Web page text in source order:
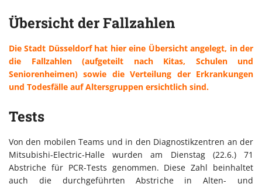
Übersicht der Fallzahlen
Die Stadt Düsseldorf hat hier eine Übersicht angelegt, in der
die Fallzahlen (aufgeteilt nach Kitas, Schulen und
Seniorenheimen) sowie die Verteilung der Erkrankungen
und Todesfälle auf Altersgruppen ersichtlich sind.
Tests
Von den mobilen Teams und in den Diagnostikzentren an der
Mitsubishi-Electric-Halle wurden am Dienstag (22.6.) 71
Abstriche für PCR-Tests genommen. Diese Zahl beinhaltet
auch die durchgeführten Abstriche in Alten- und